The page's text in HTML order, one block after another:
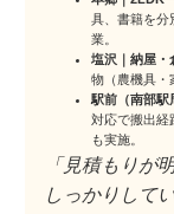
具、書籍を分
業。
塩沢｜納屋・
物（農機具・
駅前（南部駅
対応で搬出経
も実施。
「見積もりが
しっかりして